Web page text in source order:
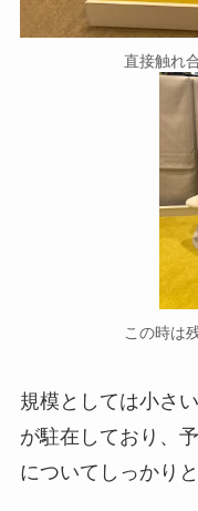
直接触れ
この時は
規模としては小さ
が駐在しており、
についてしっかり